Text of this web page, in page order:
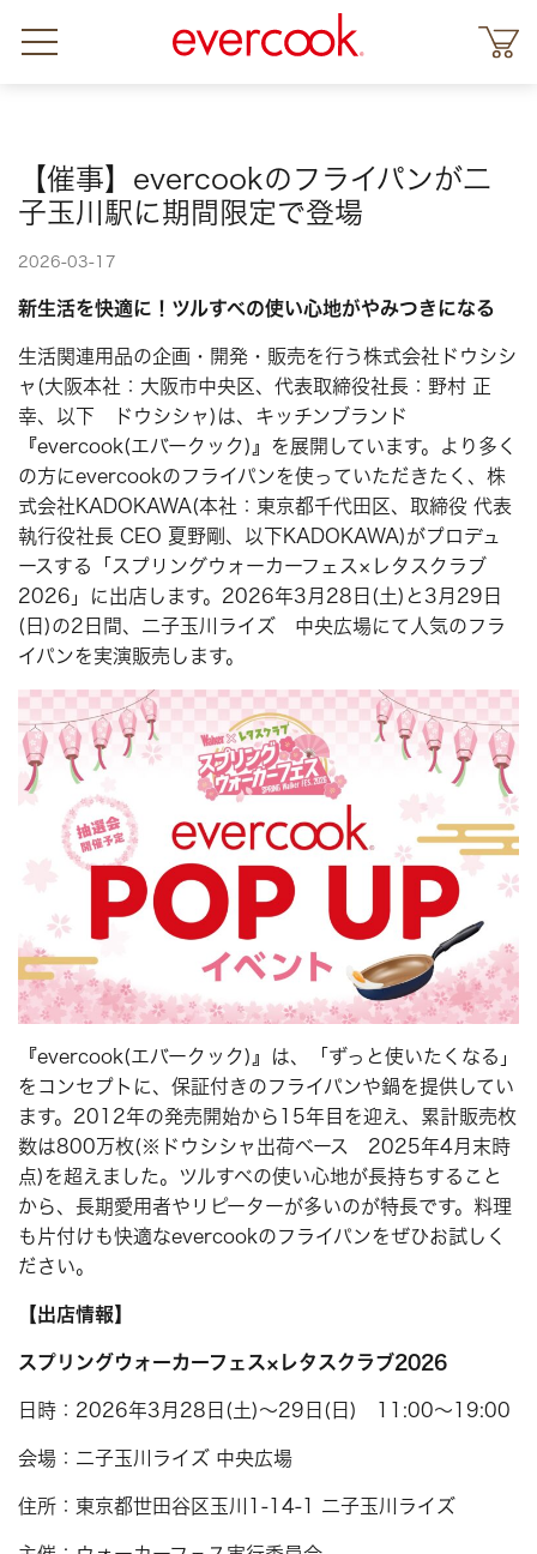
【催事】evercookのフライパンが二
子玉川駅に期間限定で登場
2026-03-17
新生活を快適に！ツルすべの使い心地がやみつきになる
生活関連用品の企画・開発・販売を行う株式会社ドウシシ
ャ(大阪本社：大阪市中央区、代表取締役社長：野村 正
幸、以下 ドウシシャ)は、キッチンブランド
『evercook(エバークック)』を展開しています。より多く
の方にevercookのフライパンを使っていただきたく、株
式会社KADOKAWA(本社：東京都千代田区、取締役 代表
執行役社長 CEO 夏野剛、以下KADOKAWA)がプロデュ
ースする「スプリングウォーカーフェス×レタスクラブ
2026」に出店します。2026年3月28日(土)と3月29日
(日)の2日間、二子玉川ライズ 中央広場にて人気のフラ
イパンを実演販売します。
『evercook(エバークック)』は、「ずっと使いたくなる」
をコンセプトに、保証付きのフライパンや鍋を提供してい
ます。2012年の発売開始から15年目を迎え、累計販売枚
数は800万枚(※ドウシシャ出荷ベース 2025年4月末時
点)を超えました。ツルすべの使い心地が長持ちすること
から、長期愛用者やリピーターが多いのが特長です。料理
も片付けも快適なevercookのフライパンをぜひお試しく
ださい。
【出店情報】
スプリングウォーカーフェス×レタスクラブ2026
日時：2026年3月28日(土)～29日(日) 11:00～19:00
会場：二子玉川ライズ 中央広場
住所：東京都世田谷区玉川1-14-1 二子玉川ライズ